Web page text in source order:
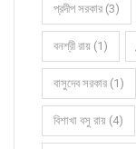
প্রদীপ সরকার (3)
বনশ্রী রায় (1)
বাসুদেব সরকার (1)
বিশাখা বসু রায় (4)